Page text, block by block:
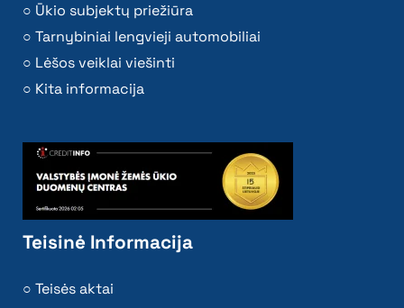
Ūkio subjektų priežiūra
Tarnybiniai lengvieji automobiliai
Lėšos veiklai viešinti
Kita informacija
Teisinė Informacija
Teisės aktai